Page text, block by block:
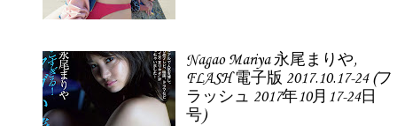
Nagao Mariya 永尾まりや,
FLASH 電子版 2017.10.17-24 (フ
ラッシュ 2017年10月17-24日
号)